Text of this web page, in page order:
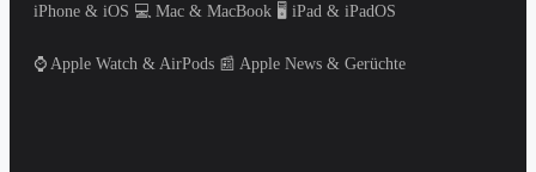
iPhone & iOS 💻 Mac & MacBook 🖥️ iPad & iPadOS
⌚ Apple Watch & AirPods 📰 Apple News & Gerüchte